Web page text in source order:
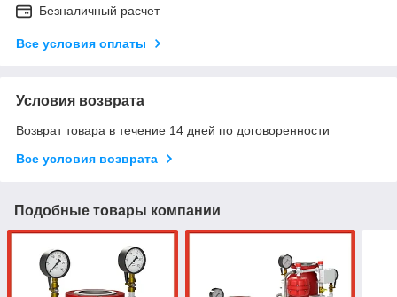
Безналичный расчет
Все условия оплаты
Условия возврата
Возврат товара в течение 14 дней по договоренности
Все условия возврата
Подобные товары компании